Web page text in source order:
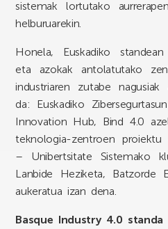
sistemak lortutako
helburuarekin.
Honela, Euskadiko
eta azokak antolatutako
industriaren zutabe
da: Euskadiko
Innovation Hub, Bind 4.0
teknologia-zentroen
– Unibertsitate Sistemako
Lanbide Heziketa, Batzorde
aukeratua izan dena.
Basque Industry 4.0 standa